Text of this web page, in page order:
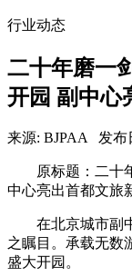
行业动态
二十年磨一
开园 副中心
来源: BJPAA 发布
原标题：二十年
中心亮出首都文旅
在北京城市副中
之瞩目。承载无数
盛大开园。